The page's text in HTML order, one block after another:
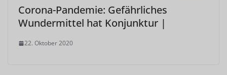
Corona-Pandemie: Gefährliches
Wundermittel hat Konjunktur |
22. Oktober 2020